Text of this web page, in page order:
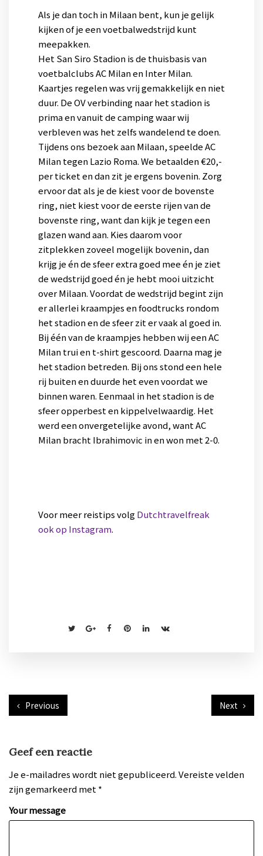
Als je dan toch in Milaan bent, kun je gelijk
kijken of je een voetbalwedstrijd kunt
meepakken.
Het San Siro Stadion is de thuisbasis van
voetbalclubs AC Milan en Inter Milan.
Kaartjes regelen was vrij gemakkelijk en niet
duur. De OV verbinding naar het stadion is
prima en vanuit de camping waar wij
verbleven was het zelfs wandelend te doen.
Tijdens ons bezoek aan Milaan, speelde AC
Milan tegen Lazio Roma. We betaalden €20,-
per ticket en dan zit je ergens bovenin. Zorg
ervoor dat als je de kiest voor de bovenste
ring, niet kiest voor de eerste rijen van de
bovenste ring, want dan kijk je tegen een
glazen wand aan. Kies daarom voor
zitplekken zoveel mogelijk bovenin, dan
krijg je én de sfeer extra goed mee én je ziet
de wedstrijd goed én je hebt mooi uitzicht
over Milaan. Voordat de wedstrijd begint zijn
er allerlei kraampjes en foodtrucks rondom
het stadion en de sfeer zit er vaak al goed in.
Bij één van de kraampjes hebben wij een AC
Milan trui en t-shirt gescoord. Daarna mag je
het stadion betreden. Bij ons stond een hele
rij buiten en duurde het even voordat we
binnen waren. Eenmaal in het stadion is de
sfeer opperbest en kippelvelwaardig. Het
werd een onvergetelijke avond, want AC
Milan bracht Ibrahimovic in en won met 2-0.
Voor meer reistips volgDutchtravelfreak
ook op Instagram.
Previous Next
Geef een reactie
Je e-mailadres wordt niet gepubliceerd.Vereiste velden
zijn gemarkeerd met *
Your message